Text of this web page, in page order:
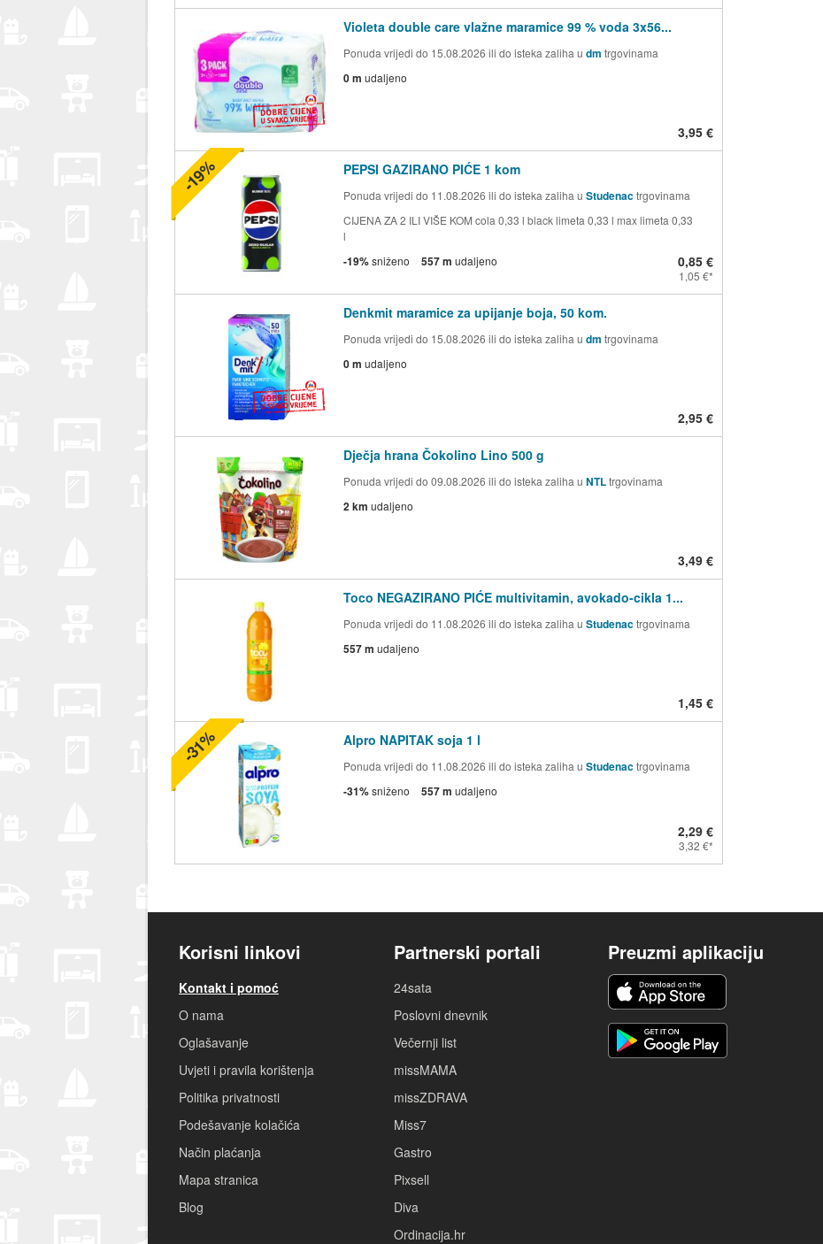
Violeta double care vlažne maramice 99 % voda 3x56...
Ponuda vrijedi do 15.08.2026 ili do isteka zaliha u dm trgovinama
0 m udaljeno
3,95 €
PEPSI GAZIRANO PIĆE 1 kom
Ponuda vrijedi do 11.08.2026 ili do isteka zaliha u Studenactrgovinama
CIJENA ZA 2 ILI VIŠE KOM cola 0,33 l black limeta 0,33 l max limeta 0,33
l
-19%sniženo 557 m udaljeno 0,85 €
1,05 €
-19%
Denkmit maramice za upijanje boja, 50 kom.
Ponuda vrijedi do 15.08.2026 ili do isteka zaliha u dm trgovinama
0 m udaljeno
2,95 €
Dječja hrana Čokolino Lino 500 g
Ponuda vrijedi do 09.08.2026 ili do isteka zaliha u NTLtrgovinama
2 km udaljeno
3,49 €
Toco NEGAZIRANO PIĆE multivitamin, avokado-cikla 1...
Ponuda vrijedi do 11.08.2026 ili do isteka zaliha u Studenactrgovinama
557 m udaljeno
1,45 €
Alpro NAPITAK soja 1 l
Ponuda vrijedi do 11.08.2026 ili do isteka zaliha u Studenactrgovinama
-31%sniženo 557 m udaljeno
2,29 €
3,32 €
-31%
Korisni linkovi
Kontakt i pomoć
O nama
Oglašavanje
Uvjeti i pravila korištenja
Politika privatnosti
Podešavanje kolačića
Način plaćanja
Mapa stranica
Blog
Partnerski portali
24sata
Poslovni dnevnik
Večernji list
missMAMA
missZDRAVA
Miss7
Gastro
Pixsell
Diva
Ordinacija.hr
Preuzmi aplikaciju